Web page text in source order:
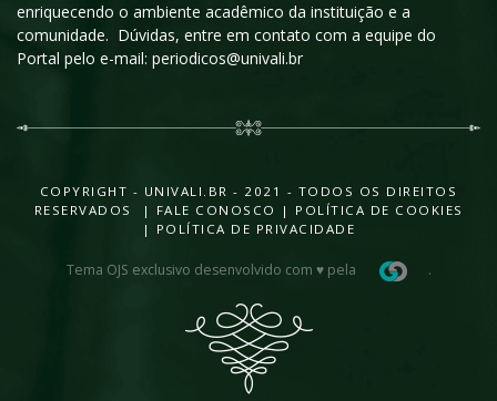
enriquecendo o ambiente acadêmico da instituição e a
comunidade. Dúvidas, entre em contato com a equipe do
Portal pelo e-mail: periodicos@univali.br
COPYRIGHT - UNIVALI.BR - 2021 - TODOS OS DIREITOS
RESERVADOS |
FALE CONOSCO | POLÍTICA DE COOKIES
| POLÍTICA DE PRIVACIDADE
Tema OJS exclusivo desenvolvido com ♥ pela .